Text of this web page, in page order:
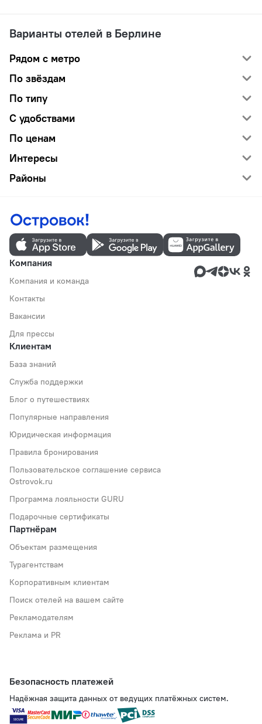
Варианты отелей в Берлине
Рядом с метро
По звёздам
По типу
С удобствами
По ценам
Интересы
Районы
Компания
Компания и команда
Контакты
Вакансии
Для прессы
Клиентам
База знаний
Служба поддержки
Блог о путешествиях
Популярные направления
Юридическая информация
Правила бронирования
Пользовательское соглашение сервиса
Ostrovok.ru
Программа лояльности GURU
Подарочные сертификаты
Партнёрам
Объектам размещения
Турагентствам
Корпоративным клиентам
Поиск отелей на вашем сайте
Рекламодателям
Реклама и PR
Безопасность платежей
Надёжная защита данных от ведущих платёжных систем.